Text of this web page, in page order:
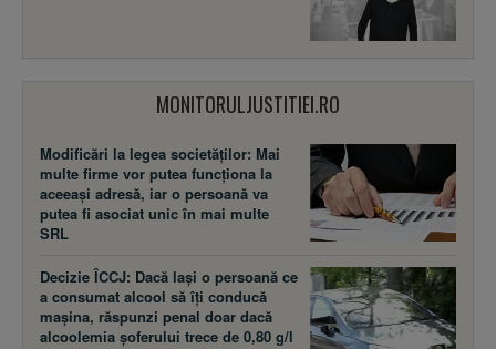
MONITORULJUSTITIEI.RO
Modificări la legea societăţilor: Mai
multe firme vor putea funcţiona la
aceeaşi adresă, iar o persoană va
putea fi asociat unic în mai multe
SRL
Decizie ÎCCJ: Dacă laşi o persoană ce
a consumat alcool să îţi conducă
maşina, răspunzi penal doar dacă
alcoolemia şoferului trece de 0,80 g/l